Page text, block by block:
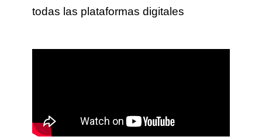
todas las plataformas digitales